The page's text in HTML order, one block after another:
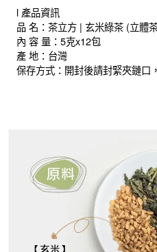
l 產品資訊
品 名：茶立方 | 玄米綠茶 (立體
內 容 量：5克x12包
產 地：台灣
保存方式：開封後請封緊夾鏈口